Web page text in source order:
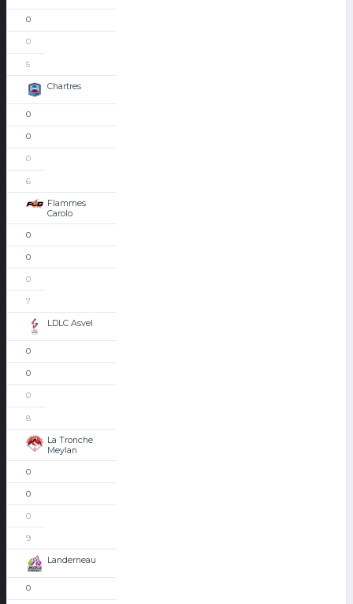
0
0
5
Chartres
0
0
0
6
Flammes
Carolo
0
0
0
7
LDLC Asvel
0
0
0
8
La Tronche
Meylan
0
0
0
9
Landerneau
0